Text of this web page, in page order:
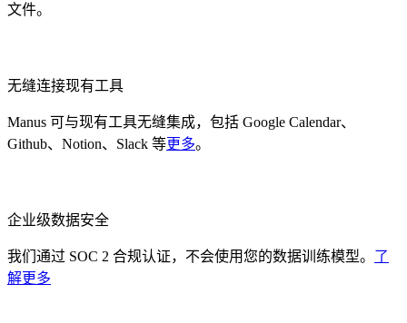
文件。
无缝连接现有工具
Manus 可与现有工具无缝集成，包括 Google Calendar、
Github、Notion、Slack 等更多。
企业级数据安全
我们通过 SOC 2 合规认证，不会使用您的数据训练模型。 了
解更多